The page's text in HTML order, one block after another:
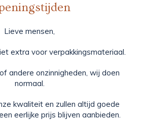
Lieve mensen,
extra voor verpakkingsmateriaal.
andere onzinnigheden, wij doen
normaal.
kwaliteit en zullen altijd goede
eerlijke prijs blijven aanbieden.